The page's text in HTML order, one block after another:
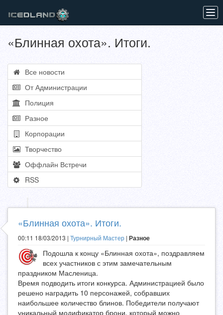
«Блинная охота». Итоги.
Все новости
От Администрации
Полиция
Разное
Корпорации
Творчество
Оффлайн Встречи
RSS
«Блинная охота». Итоги.
00:11 18/03/2013 | Турнирный Мастер | Разное
Подошла к концу «Блинная охота», поздравляем
всех участников с этим замечательным
праздником Масленица.
Время подводить итоги конкурса. Администрацией было
решено наградить 10 персонажей, собравших
наибольшее количество блинов. Победители получают
уникальный модификатор брони, который можно